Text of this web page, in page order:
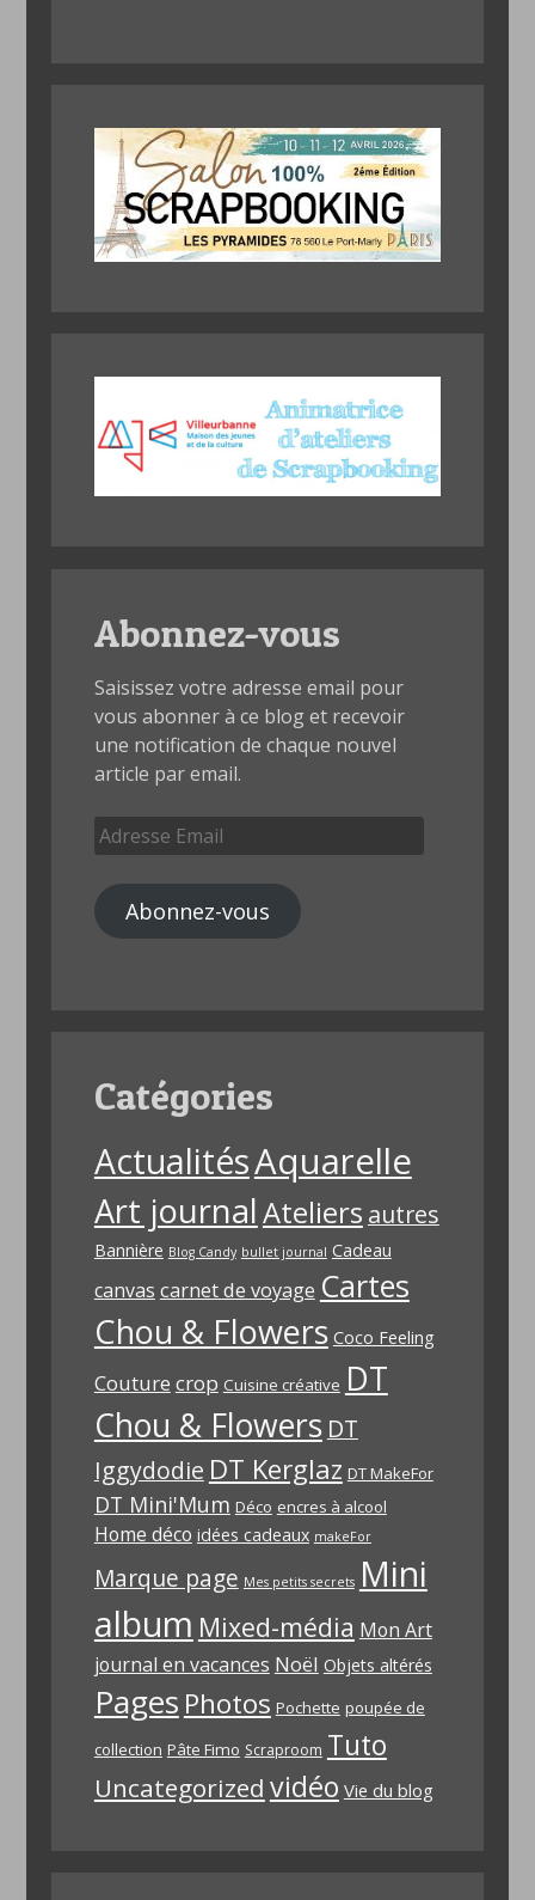
Abonnez-vous
Saisissez votre adresse email pour
vous abonner à ce blog et recevoir
une notification de chaque nouvel
article par email.
Adresse
Email
Abonnez-vous
Catégories
ActualitésAquarelle
Art journalAteliers autres
Bannière Blog Candy bullet journal Cadeau
canvas carnet de voyage Cartes
Chou & Flowers Coco Feeling
Couture crop Cuisine créative DT
Chou & Flowers DT
Iggydodie DT Kerglaz DT MakeFor
DT Mini'Mum Déco encres à alcool
Home déco idées cadeaux makeFor
Marque page Mes petits secrets Mini
album Mixed-média Mon Art
journal en vacances Noël Objets altérés
Pages Photos Pochette poupée de
collection Pâte Fimo Scraproom Tuto
Uncategorized vidéo Vie du blog